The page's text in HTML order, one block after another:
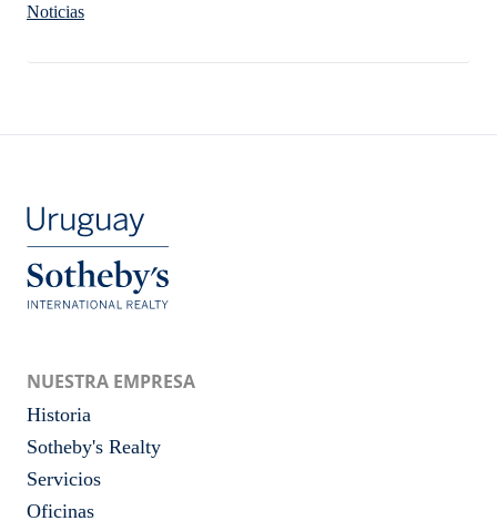
Noticias
NUESTRA EMPRESA
Historia
Sotheby's Realty
Servicios
Oficinas